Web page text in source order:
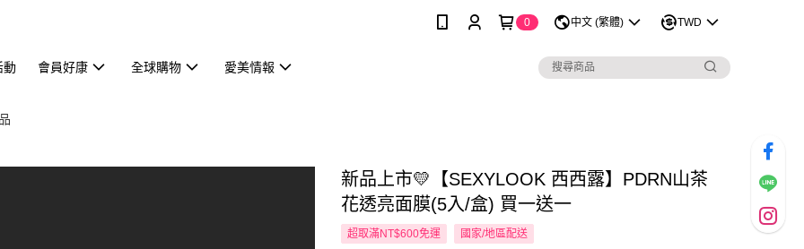
0 中文 (繁體) TWD
動 會員好康 全球購物 愛美情報
新品上市💛【SEXYLOOK 西西露】PDRN山茶
花透亮面膜(5入/盒) 買一送一
超取滿NT$600免運 國家/地區配送